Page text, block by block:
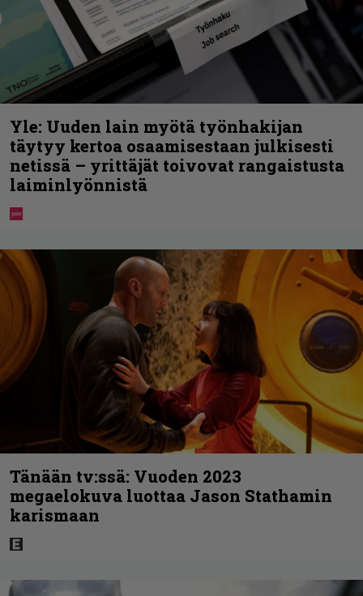
Yle: Uuden lain myötä työnhakijan
täytyy kertoa osaamisestaan julkisesti
netissä – yrittäjät toivovat rangaistusta
laiminlyönnistä
Tänään tv:ssä: Vuoden 2023
megaelokuva luottaa Jason Stathamin
karismaan